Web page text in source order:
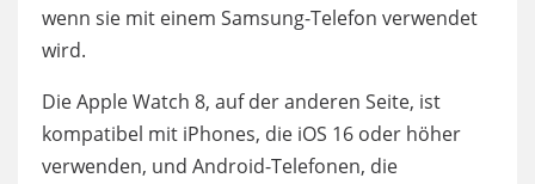
wenn sie mit einem Samsung-Telefon verwendet
wird.
Die Apple Watch 8, auf der anderen Seite, ist
kompatibel mit iPhones, die iOS 16 oder höher
verwenden, und Android-Telefonen, die